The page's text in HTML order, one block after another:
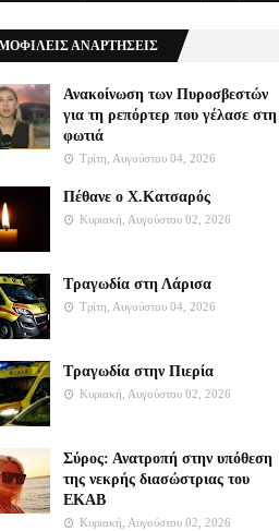
ΑΝΑΡΤΗΣΕΙΣ
Ανακοίνωση των Πυροσβεστών
για τη ρεπόρτερ που γέλασε στη
φωτιά
Τρίτη, Αυγούστου 04, 2026
Πέθανε ο Χ.Κατσαρός
Κυριακή, Αυγούστου 02, 2026
Τραγωδία στη Λάρισα
Τρίτη, Αυγούστου 04, 2026
Τραγωδία στην Πιερία
Κυριακή, Αυγούστου 02, 2026
Σύρος: Ανατροπή στην υπόθεση
της νεκρής διασώστριας του
ΕΚΑΒ
Κυριακή, Αυγούστου 02, 2026